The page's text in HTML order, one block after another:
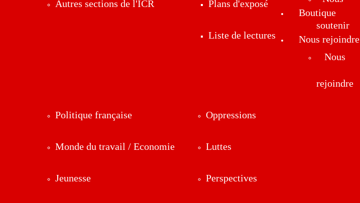
Autres sections de l'ICR Plans d'exposé
Liste de lectures
soutenir
Nous
rejoindre
Politique française
Monde du travail / Economie
Jeunesse
Oppressions
Luttes
Perspectives
Boutique
Nous rejoindre